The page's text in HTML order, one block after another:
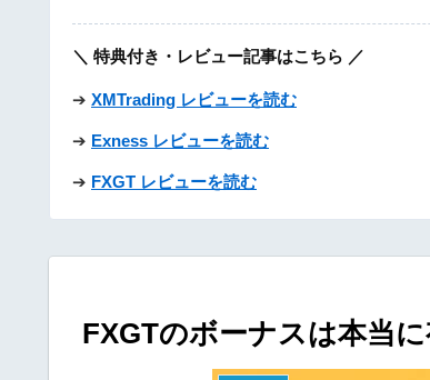
＼ 特典付き・レビュー記事はこちら ／
➔ XMTrading レビューを読む
➔ Exness レビューを読む
➔ FXGT レビューを読む
FXGTのボーナスは本当